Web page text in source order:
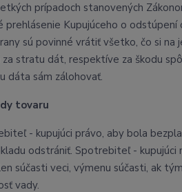
prípadoch stanovených
prehlásenie Kupujúceho o
sú povinné vrátiť všetko, čo si na
stratu dát, respektíve za škodu
dáta sám zálohovať.
tovaru
- kupujúci právo, aby bola
odstrániť. Spotrebiteľ -
súčasti veci, výmenu súčasti, ak
vady.